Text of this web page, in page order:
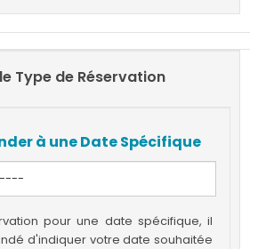
Type de Réservation
à une Date Spécifique
pour une date spécifique, il
d'indiquer votre date souhaitée